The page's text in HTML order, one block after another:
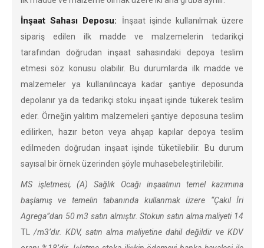
İnşaat Sahası Deposu:
İnşaat işinde kullanılmak üzere
sipariş edilen ilk madde ve malzemelerin tedarikçi
tarafından doğrudan inşaat sahasındaki depoya teslim
etmesi söz konusu olabilir. Bu durumlarda ilk madde ve
malzemeler ya kullanılıncaya kadar şantiye deposunda
depolanır ya da tedarikçi stoku inşaat işinde tükerek teslim
eder. Örneğin yalıtım malzemeleri şantiye deposuna teslim
edilirken, hazır beton veya ahşap kapılar depoya teslim
edilmeden doğrudan inşaat işinde tüketilebilir. Bu durum
sayısal bir örnek üzerinden şöyle muhasebeleştirilebilir.
MS işletmesi, (A) Sağlık Ocağı inşaatının temel kazımına
başlamış ve temelin tabanında kullanmak üzere “Çakıl İri
Agrega”dan 50 m3 satın almıştır. Stokun satın alma maliyeti 14
TL /m3’dır. KDV, satın alma maliyetine dahil değildir ve KDV